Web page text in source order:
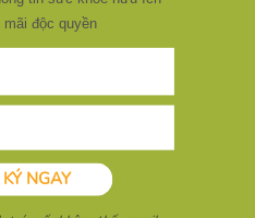
độc quyền